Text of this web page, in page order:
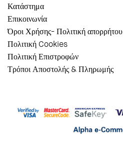
Κατάστημα
Επικοινωνία
Όροι Χρήσης- Πολιτική απορρήτου
Πολιτική Cookies
Πολιτική Επιστροφών
Τρόποι Αποστολής & Πληρωμής